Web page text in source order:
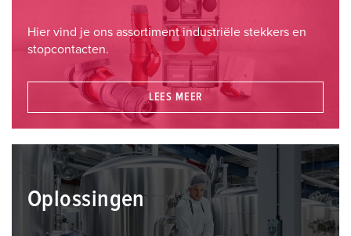
Hier vind je ons assortiment industriële stekkers en
stopcontacten.
LEES MEER
Oplossingen